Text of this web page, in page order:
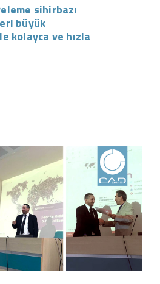
sihirbazı
büyük
kolayca ve hızla